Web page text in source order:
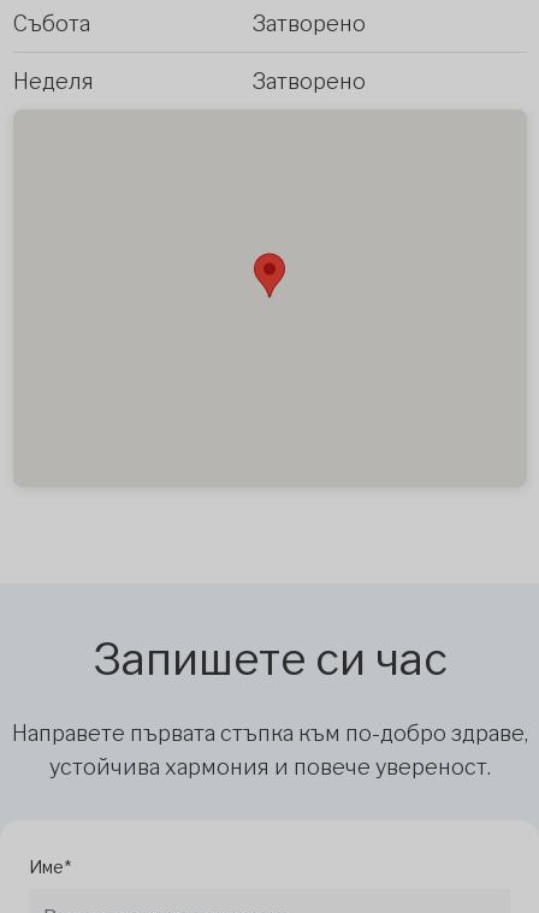
Събота Затворено
Неделя Затворено
Запишете си час
Направете първата стъпка към по-добро здраве,
устойчива хармония и повече увереност.
Име*